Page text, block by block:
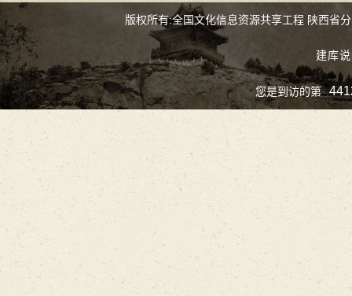
版权所有:全国文化信息资源共享工程 陕西省
建库
您是到访的第